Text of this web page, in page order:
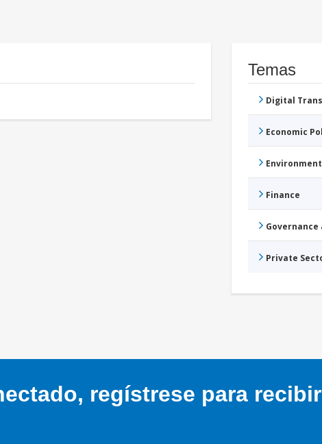
Temas
Digital
Economic
Finance
Private
regístrese para